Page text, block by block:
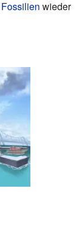
Fossilien wieder